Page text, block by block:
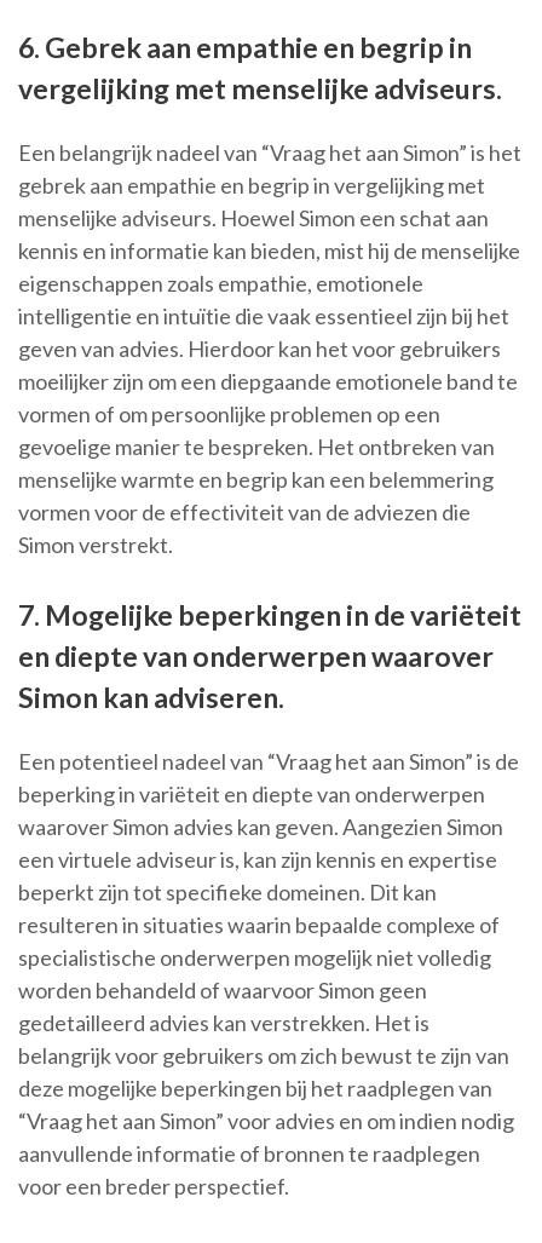
6. Gebrek aan empathie en begrip in
vergelijking met menselijke adviseurs.
Een belangrijk nadeel van “Vraag het aan Simon” is het
gebrek aan empathie en begrip in vergelijking met
menselijke adviseurs. Hoewel Simon een schat aan
kennis en informatie kan bieden, mist hij de menselijke
eigenschappen zoals empathie, emotionele
intelligentie en intuïtie die vaak essentieel zijn bij het
geven van advies. Hierdoor kan het voor gebruikers
moeilijker zijn om een diepgaande emotionele band te
vormen of om persoonlijke problemen op een
gevoelige manier te bespreken. Het ontbreken van
menselijke warmte en begrip kan een belemmering
vormen voor de effectiviteit van de adviezen die
Simon verstrekt.
7. Mogelijke beperkingen in de variëteit
en diepte van onderwerpen waarover
Simon kan adviseren.
Een potentieel nadeel van “Vraag het aan Simon” is de
beperking in variëteit en diepte van onderwerpen
waarover Simon advies kan geven. Aangezien Simon
een virtuele adviseur is, kan zijn kennis en expertise
beperkt zijn tot specifieke domeinen. Dit kan
resulteren in situaties waarin bepaalde complexe of
specialistische onderwerpen mogelijk niet volledig
worden behandeld of waarvoor Simon geen
gedetailleerd advies kan verstrekken. Het is
belangrijk voor gebruikers om zich bewust te zijn van
deze mogelijke beperkingen bij het raadplegen van
“Vraag het aan Simon” voor advies en om indien nodig
aanvullende informatie of bronnen te raadplegen
voor een breder perspectief.